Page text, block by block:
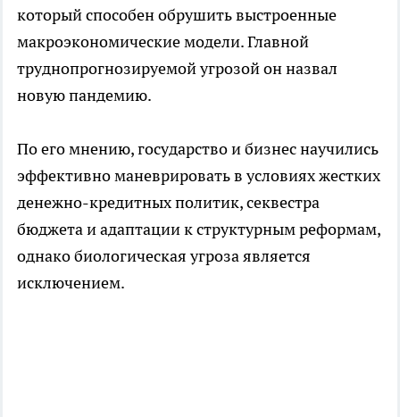
который способен обрушить выстроенные
макроэкономические модели. Главной
труднопрогнозируемой угрозой он назвал
новую пандемию.
По его мнению, государство и бизнес научились
эффективно маневрировать в условиях жестких
денежно-кредитных политик, секвестра
бюджета и адаптации к структурным реформам,
однако биологическая угроза является
исключением.